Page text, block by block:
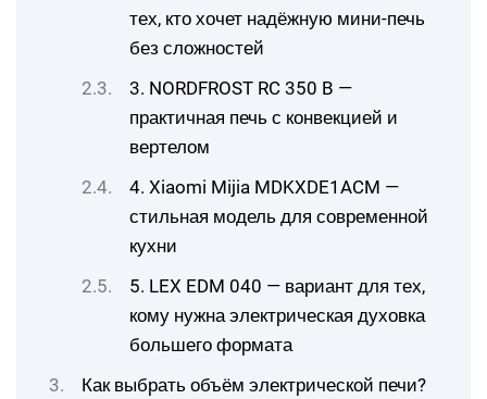
тех, кто хочет надёжную мини-печь
без сложностей
3. NORDFROST RC 350 B —
практичная печь с конвекцией и
вертелом
4. Xiaomi Mijia MDKXDE1ACM —
стильная модель для современной
кухни
5. LEX EDM 040 — вариант для тех,
кому нужна электрическая духовка
большего формата
Как выбрать объём электрической печи?